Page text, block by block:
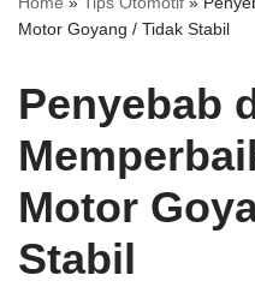
Motor Goyang / Tidak Stabil
Penyebab
Motor
Stabil